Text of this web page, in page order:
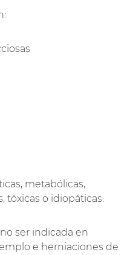
metabólicas,
tóxicas o idiopáticas.
ser indicada en
e herniaciones de